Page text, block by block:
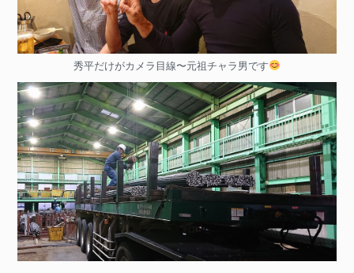
秀平だけがカメラ目線〜元祖チャラ男です